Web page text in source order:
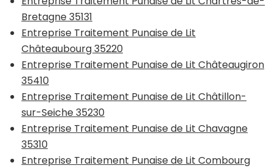
Bretagne 35131
Entreprise Traitement Punaise de Lit
Châteaubourg 35220
Entreprise Traitement Punaise de Lit Châteaugiron
35410
Entreprise Traitement Punaise de Lit Châtillon-
sur-Seiche 35230
Entreprise Traitement Punaise de Lit Chavagne
35310
Entreprise Traitement Punaise de Lit Combourg